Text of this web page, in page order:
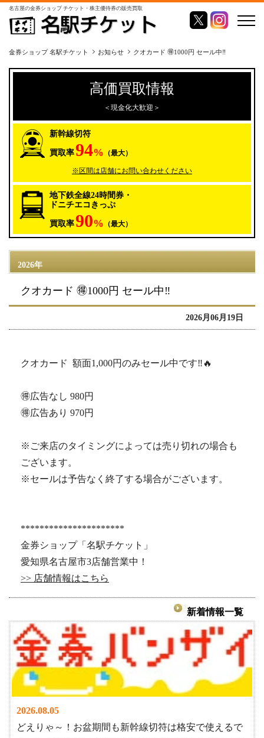
名古屋の金券ショップ チケット・株主優待券の販売買取
金券ショップ 名駅チケット お知らせ クオカード 🉐1000円 セール中‼️
2026年
クオカード 🉐1000円 セール中‼️
2026月06月19日
クオカード 額面1,000円のみセール中です‼️🔥
🉐広告なし 980円
🉐広告あり 970円
※ご来店のタイミングによっては売り切れの場合も
ございます。
※セールは予告なく終了する場合がございます。
**********************
金券ショップ「名駅チケット」
愛知県名古屋市3店舗営業中！
>> 店舗情報はこちら
新着情報一覧
高価買取情報
＜現金化大歓迎＞
新幹線切符
買取率94% （最大）
※区間は店舗にお問い合わせください
地下鉄全線24時間券・
ドニチエコきっぷ
買取率90% （最大）
2026.08.05
どえりゃ～！お盆期間も新幹線切符は格安で使えるで